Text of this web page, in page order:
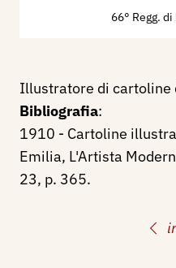
66° Regg.
Illustratore di cartoline
Bibliografia:
1910 - Cartoline
Emilia, L'Artista
23, p. 365.